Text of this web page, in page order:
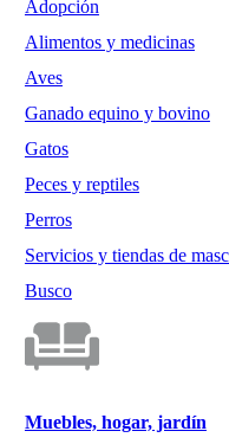
Adopción
Alimentos y medicinas
Aves
Ganado equino y bovino
Gatos
Peces y reptiles
Perros
Servicios y tiendas de
Busco
Muebles, hogar, jardín